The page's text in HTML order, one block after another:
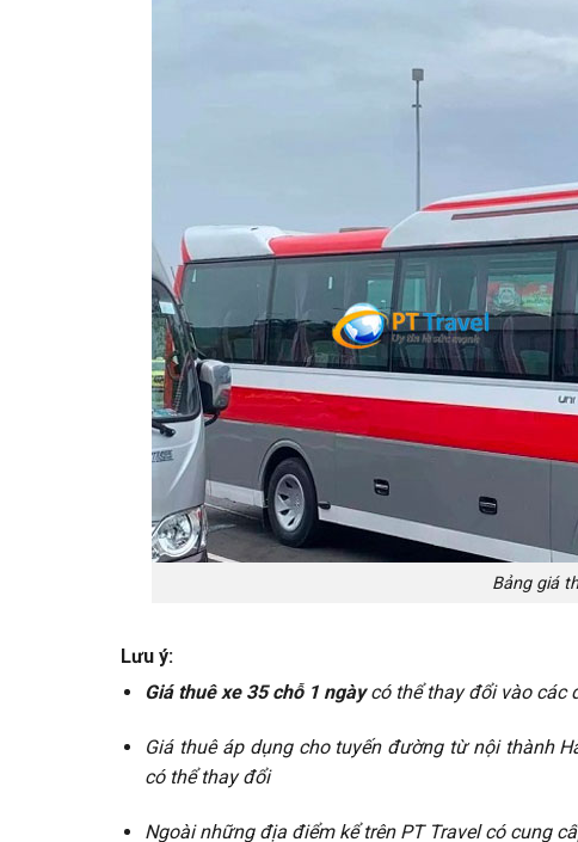
Bảng giá
Lưu ý:
Giá thuê xe 35 chỗ 1 ngàycó thể thay đổi vào các
Giá thuê áp dụng cho tuyến đường từ nội thành
có thể thay đổi
Ngoài những địa điểm kể trên PT Travel có cung